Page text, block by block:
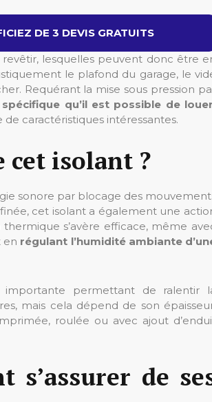
DE 3 DEVIS GRATUITS
lesquelles peuvent donc être
le plafond du garage, le
Requérant la mise sous pression
qu’il est possible de
caractéristiques intéressantes.
cet isolant ?
sonore par blocage des
cet isolant a également une
s’avère efficace, même
en régulant l’humidité ambiante
importante permettant de ralentir
mais cela dépend de son
roulée ou avec ajout
de